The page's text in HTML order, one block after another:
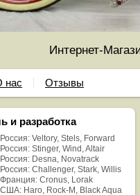
Интернет-
нас Отзывы
и разработка
Россия: Veltory, Stels, Forward
Россия: Stinger, Wind, Altair
Россия: Desna, Novatrack
Россия: Challenger, Stark, Willis
Франция: Cronus, Lorak
США: Haro, Rock-M, Black Aqua